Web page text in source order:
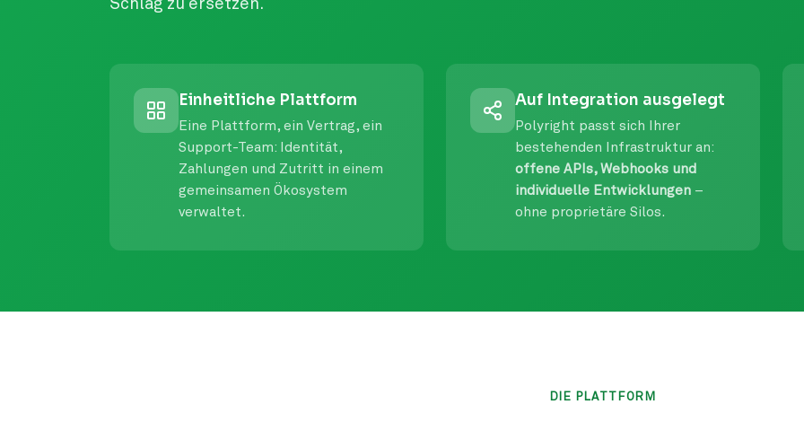
Schlag zu ersetzen.
Einheitliche Plattform
Eine Plattform, ein Vertrag, ein
Support-Team: Identität,
Zahlungen und Zutritt in einem
gemeinsamen Ökosystem
verwaltet.
Auf Integration ausgelegt
Polyright passt sich Ihrer
bestehenden Infrastruktur an:
offene APIs, Webhooks und
individuelle Entwicklungen–
ohne proprietäre Silos.
DIE PLATTFORM